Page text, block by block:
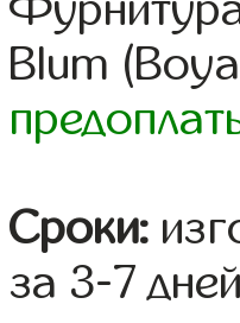
Blum
Сроки:
за 3-7